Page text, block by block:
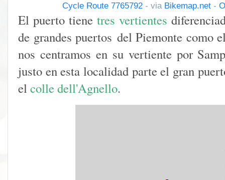
Cycle Route 7765792 - via Bikemap.net -
El puerto tiene tres vertientes
de grandes puertos del Piemonte como
nos centramos en su vertiente por
justo en esta localidad parte el gran
elcolle dell'Agnello.